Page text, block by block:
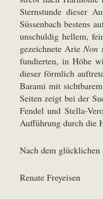
Sternstunde dieser
Süssenbach bestens
unschuldig hellem,
gezeichnete Arie Non
fundierten, in Höhe
dieser förmlich
Barami mit
Seiten zeigt bei der
Fendel und Stella-
Aufführung durch die
Nach dem
Renate Freyeisen